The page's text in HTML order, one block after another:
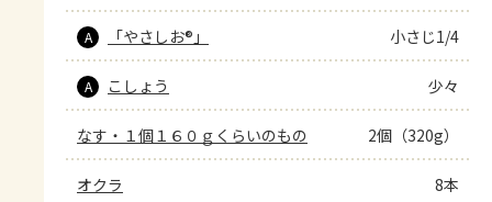
A 「やさしお®」 小さじ1/4
A こしょう 少々
なす・１個１６０ｇくらいのもの 2個（320g）
オクラ 8本